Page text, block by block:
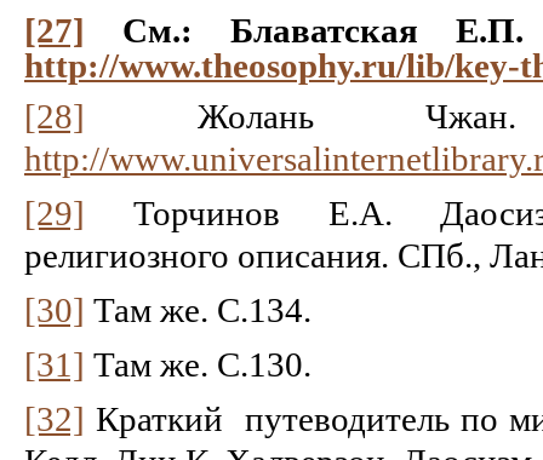
[27] См.: Блаватская
http://www.theosophy.ru/lib/key-
[28] Жолань
http://
[29] Торчинов Е.А.
религиозного описания. СПб.,
[30] Там же. С.134.
[31] Там же. С.130.
[32] Краткий путеводитель по